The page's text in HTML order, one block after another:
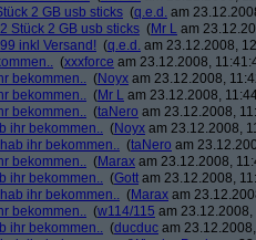
2 GB usb sticks (q.e.d. am
Stück 2 GB usb sticks (Mr L am
inkl Versand! (q.e.d. am 23.12.2008,
(xxxforce am 23.12.2008,
bekommen.. (Noyx am 23.12.2008,
bekommen.. (Mr L am 23.12.2008,
bekommen.. (taNero am 23.12.2008,
ihr bekommen.. (Noyx am 23.12.2008,
ihr bekommen.. (taNero am
bekommen.. (Marax am 23.12.2008,
ihr bekommen.. (Gott am 23.12.2008,
ihr bekommen.. (Marax am
bekommen.. (w114/115 am 23.12.2008,
ihr bekommen.. (ducduc am